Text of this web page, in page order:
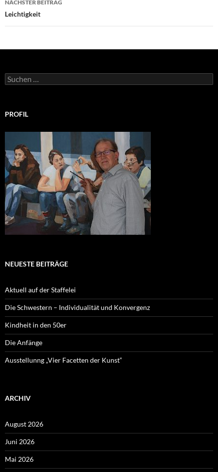
NÄCHSTER BEITRAG
Leichtigkeit
Suchen
nach:
PROFIL
NEUESTE BEITRÄGE
Aktuell auf der Staffelei
Die Schwestern – Individualität und Konvergenz
Kindheit in den 50er
Die Anfänge
Ausstellunng „Vier Facetten der Kunst“
ARCHIV
August 2026
Juni 2026
Mai 2026